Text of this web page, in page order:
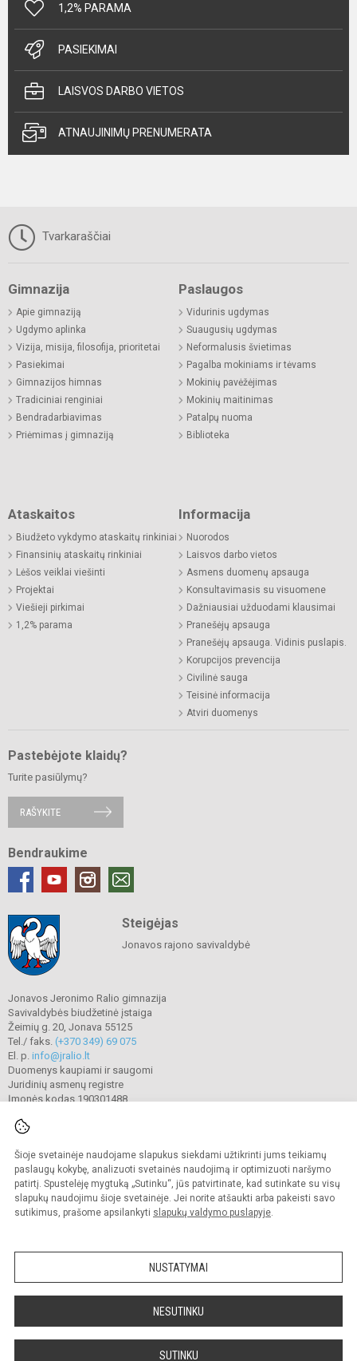
Šioje svetainėje naudojame slapukus siekdami užtikrinti jums teikiamų
paslaugų kokybę, analizuoti svetainės naudojimą ir optimizuoti naršymo
patirtį. Spustelėję mygtuką „Sutinku“, jūs patvirtinate, kad sutinkate su visų
slapukų naudojimu šioje svetainėje. Jei norite atšaukti arba pakeisti savo
sutikimus, prašome apsilankyti slapukų valdymo puslapyje.
NUSTATYMAI
NESUTINKU
SUTINKU
1,2% PARAMA
PASIEKIMAI
LAISVOS DARBO VIETOS
ATNAUJINIMŲ PRENUMERATA
Tvarkaraščiai
Gimnazija
Apie gimnaziją
Ugdymo aplinka
Vizija, misija, filosofija, prioritetai
Pasiekimai
Gimnazijos himnas
Tradiciniai renginiai
Bendradarbiavimas
Priėmimas į gimnaziją
Paslaugos
Vidurinis ugdymas
Suaugusių ugdymas
Neformalusis švietimas
Pagalba mokiniams ir tėvams
Mokinių pavėžėjimas
Mokinių maitinimas
Patalpų nuoma
Biblioteka
Ataskaitos
Biudžeto vykdymo ataskaitų rinkiniai
Finansinių ataskaitų rinkiniai
Lėšos veiklai viešinti
Projektai
Viešieji pirkimai
1,2% parama
Informacija
Nuorodos
Laisvos darbo vietos
Asmens duomenų apsauga
Konsultavimasis su visuomene
Dažniausiai užduodami klausimai
Pranešėjų apsauga
Pranešėjų apsauga. Vidinis puslapis.
Korupcijos prevencija
Civilinė sauga
Teisinė informacija
Atviri duomenys
Pastebėjote klaidų?
Turite pasiūlymų?
RAŠYKITE
Bendraukime
Steigėjas
Jonavos rajono savivaldybė
Jonavos Jeronimo Ralio gimnazija
Savivaldybės biudžetinė įstaiga
Žeimių g. 20, Jonava 55125
Tel./ faks. (+370 349) 69 075
El. p. info@jralio.lt
Duomenys kaupiami ir saugomi
Juridinių asmenų registre
Įmonės kodas 190301488
© 2023. Jonavos Jeronimo Ralio gimnazija. Visos teisės saugomos.
Kopijuoti turinį be raštiško gimnazijos sutikimo griežtai draudžiama.
Prieinamumo paraiška Slapukų valdymas
Sumanus būdas atnaujinti